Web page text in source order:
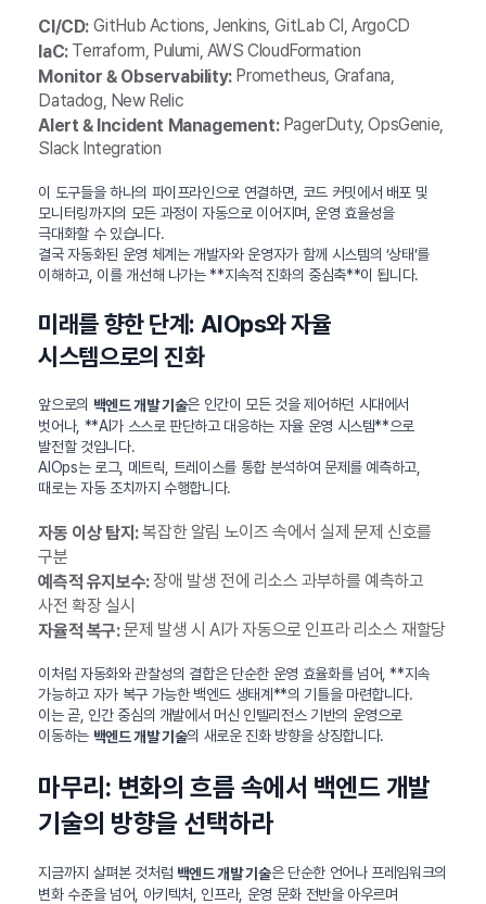
CI/CD:GitHub Actions, Jenkins, GitLab CI, ArgoCD
IaC:Terraform, Pulumi, AWS CloudFormation
Monitor & Observability:Prometheus, Grafana,
Datadog, New Relic
Alert & Incident Management:PagerDuty, OpsGenie,
Slack Integration
이 도구들을 하나의 파이프라인으로 연결하면, 코드 커밋에서 배포 및
모니터링까지의 모든 과정이 자동으로 이어지며, 운영 효율성을
극대화할 수 있습니다.
결국 자동화된 운영 체계는 개발자와 운영자가 함께 시스템의 ‘상태’를
이해하고, 이를 개선해 나가는 **지속적 진화의 중심축**이 됩니다.
미래를 향한 단계: AIOps와 자율
시스템으로의 진화
앞으로의 백엔드 개발 기술은 인간이 모든 것을 제어하던 시대에서
벗어나, **AI가 스스로 판단하고 대응하는 자율 운영 시스템**으로
발전할 것입니다.
AIOps는 로그, 메트릭, 트레이스를 통합 분석하여 문제를 예측하고,
때로는 자동 조치까지 수행합니다.
자동 이상 탐지:복잡한 알림 노이즈 속에서 실제 문제 신호를
구분
예측적 유지보수:장애 발생 전에 리소스 과부하를 예측하고
사전 확장 실시
자율적 복구:문제 발생 시 AI가 자동으로 인프라 리소스 재할당
이처럼 자동화와 관찰성의 결합은 단순한 운영 효율화를 넘어, **지속
가능하고 자가 복구 가능한 백엔드 생태계**의 기틀을 마련합니다.
이는 곧, 인간 중심의 개발에서 머신 인텔리전스 기반의 운영으로
이동하는 백엔드 개발 기술의 새로운 진화 방향을 상징합니다.
마무리: 변화의 흐름 속에서 백엔드 개발
기술의 방향을 선택하라
지금까지 살펴본 것처럼 백엔드 개발 기술은 단순한 언어나 프레임워크의
변화 수준을 넘어, 아키텍처, 인프라, 운영 문화 전반을 아우르며